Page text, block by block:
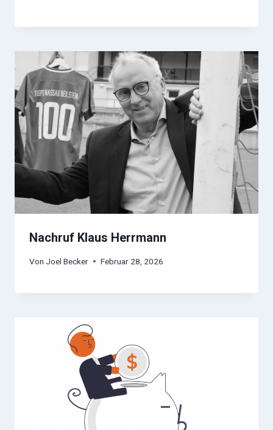
Nachruf Klaus Herrmann
Von Joel Becker Februar 28, 2026